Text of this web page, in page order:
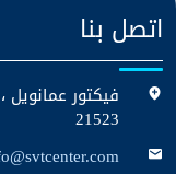
اتصل بنا
فيكتور
21523